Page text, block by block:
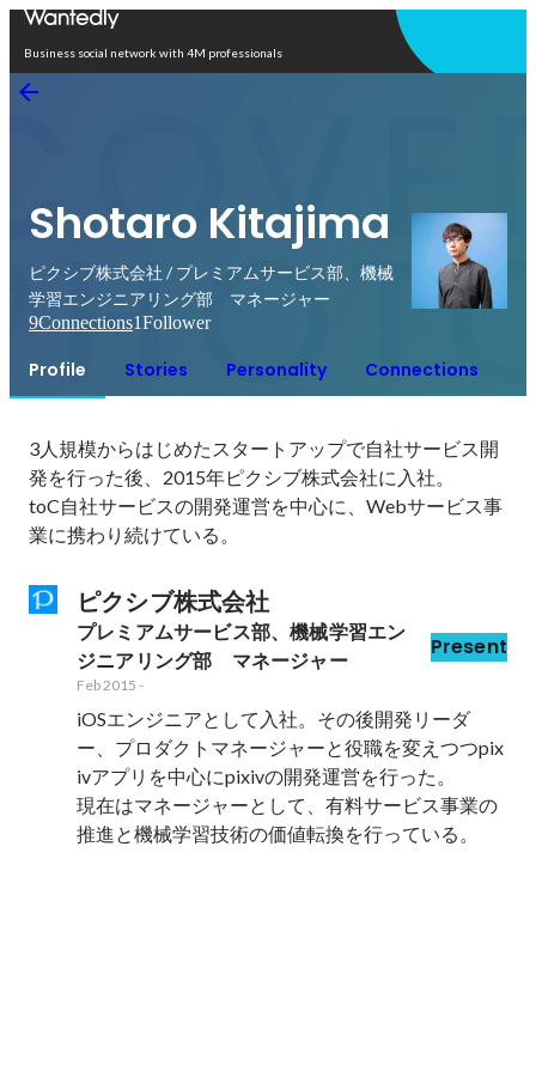
Business social network with 4M professionals
Shotaro Kitajima
ピクシブ株式会社 / プレミアムサービス部、機械
学習エンジニアリング部 マネージャー
9Connections1Follower
Profile Stories Personality Connections
3人規模からはじめたスタートアップで自社サービス開
発を行った後、2015年ピクシブ株式会社に入社。
toC自社サービスの開発運営を中心に、Webサービス事
業に携わり続けている。
ピクシブ株式会社
プレミアムサービス部、機械学習エン
ジニアリング部　マネージャー
Present
Feb 2015 -
iOSエンジニアとして入社。その後開発リーダ
ー、プロダクトマネージャーと役職を変えつつpix
ivアプリを中心にpixivの開発運営を行った。
現在はマネージャーとして、有料サービス事業の
推進と機械学習技術の価値転換を行っている。